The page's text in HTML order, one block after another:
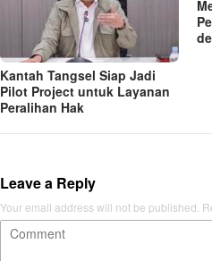
Kantah Tangsel Siap Jadi
Pilot Project untuk Layanan
Peralihan Hak
Leave a Reply
Your email address will not be published.